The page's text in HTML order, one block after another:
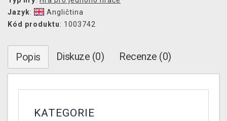
Jazyk:
Angličtina
Kód produktu: 1003742
Popis Diskuze (0) Recenze (0)
KATEGORIE